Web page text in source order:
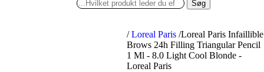
Søg
/ Loreal Paris /Loreal Paris Infaillible
Brows 24h Filling Triangular Pencil
1 Ml - 8.0 Light Cool Blonde -
Loreal Paris